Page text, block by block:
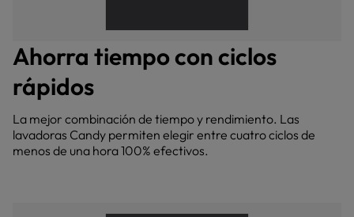
Ahorra tiempo con ciclos
rápidos
La mejor combinación de tiempo y rendimiento. Las
lavadoras Candy permiten elegir entre cuatro ciclos de
menos de una hora 100% efectivos.